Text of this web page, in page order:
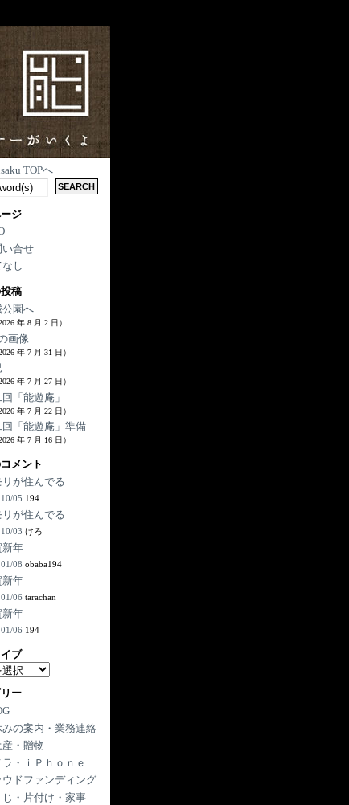
TOPへ
ジ
い合せ
なし
稿
公園へ
2026 年 8 月 2 日）
画像
2026 年 7 月 31 日）
2026 年 7 月 27 日）
「能遊庵」
2026 年 7 月 22 日）
回「能遊庵」準備
2026 年 7 月 16 日）
メント
リが住んでる
10/05 194
リが住んでる
10/03 けろ
新年
01/08 obaba194
新年
01/06 tarachan
新年
01/06 194
ブ
ー
みの案内・業務連絡
産・贈物
ラ・ｉＰｈｏｎｅ
ウドファンディング
じ・片付け・家事